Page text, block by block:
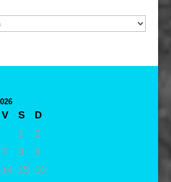
V S
D
1
2
7 8
9
14 15
16